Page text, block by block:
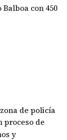
con 450
de policía
proceso de
y